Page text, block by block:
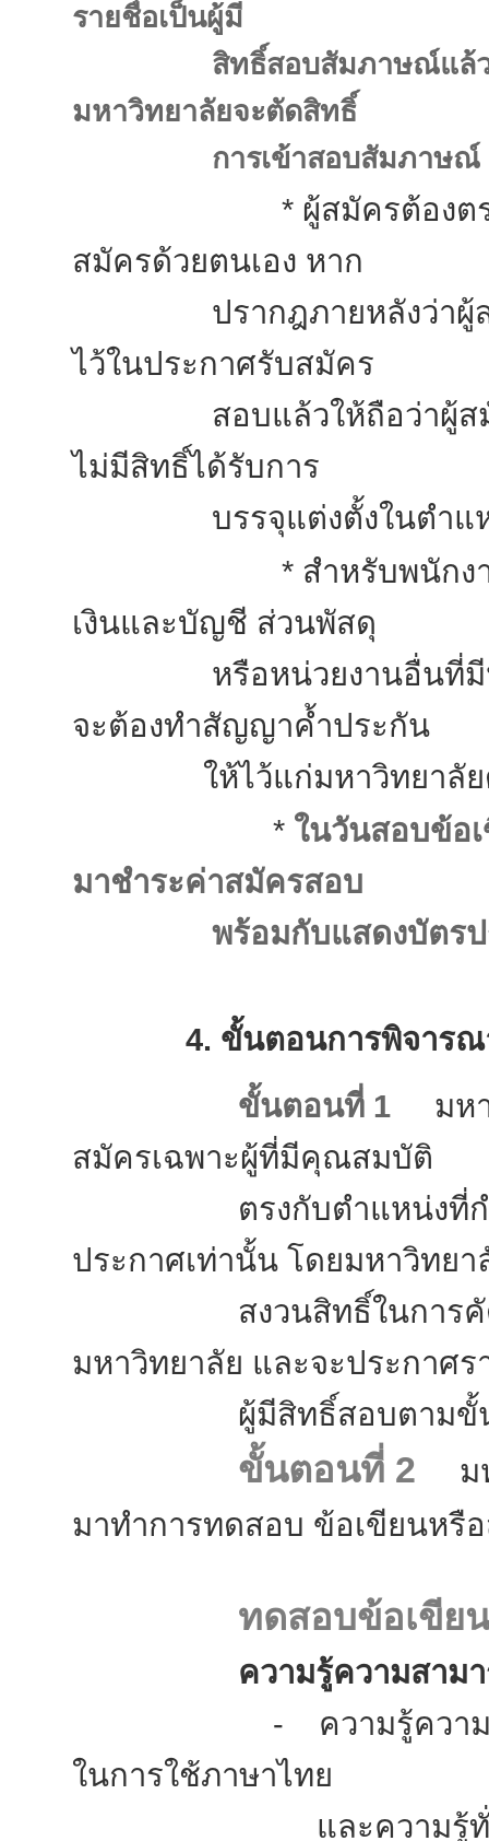
รายชื่อเป็นผู้มี
สิทธิ์สอบสัมภาษณ์แล้
มหาวิทยาลัยจะตัดสิทธิ์
การเข้าสอบสัมภาษณ์
* ผู้สมัครต้องตรวจสอ
สมัครด้วยตนเอง หาก
ปรากฎภายหลังว่าผู้สมัค
ไว้ในประกาศรับสมัคร
สอบแล้วให้ถือว่าผู้สมัคร
ไม่มีสิทธิ์ได้รับการ
บรรจุแต่งตั้งในตำแห
* สำหรับพนักงานที่บรร
เงินและบัญชี ส่วนพัสดุ
หรือหน่วยงานอื่นที่มีหน้า
จะต้องทำสัญญาค้ำประกัน
ให้ไว้แก่มหาวิทยาลัยด้
* ในวันสอบข้อ
มาชำระค่าสมัครสอบ
พร้อมกับแสดงบัตร
4. ขั้นตอนการพิจารณา
ขั้นตอนที่ 1 มหา
สมัครเฉพาะผู้ที่มีคุณสมบัติ
ตรงกับตำแหน่งที่กำหน
ประกาศเท่านั้น โดยมหาวิทยา
สงวนสิทธิ์ในการคัดเลื
มหาวิทยาลัย และจะประกาศร
ผู้มีสิทธิ์สอบตามขั้น
ขั้นตอนที่ 2 มห
มาทำการทดสอบ ข้อเขียนห
ทดสอบข้อเขียน
ความรู้ความสามาร
- ความรู้ความสามารถ
ในการใช้ภาษาไทย
และความรู้ทั่วไปเกี่ย